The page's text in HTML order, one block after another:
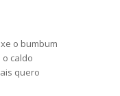
o bumbum
o caldo
quero